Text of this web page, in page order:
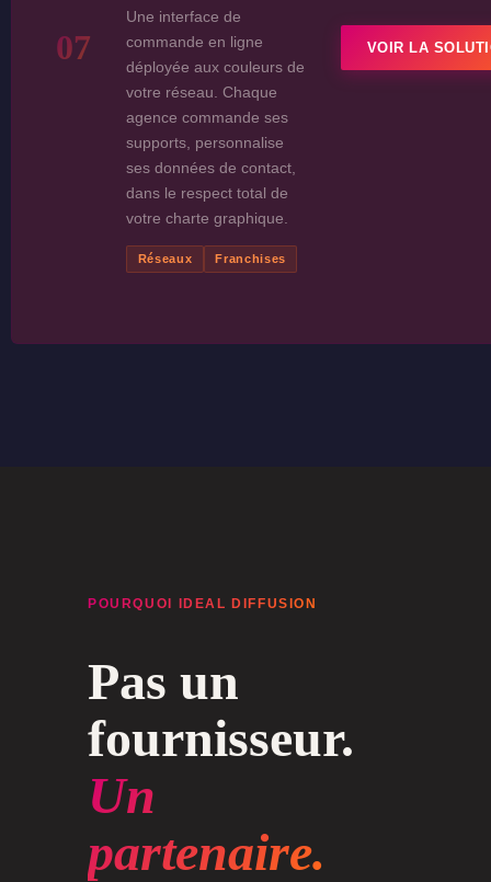
07
Une interface de
commande en ligne
déployée aux couleurs de
votre réseau. Chaque
agence commande ses
supports, personnalise
ses données de contact,
dans le respect total de
votre charte graphique.
Réseaux Franchises
VOIR LA
POURQUOI IDEAL DIFFUSION
Pas un
fournisseur.
Un
partenaire.